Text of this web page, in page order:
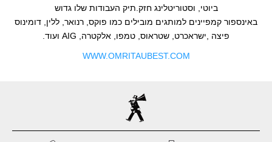
ביוטי, וסטוריטלינג חזק.תיק העבודות שלו גדוש
באינספור קמפיינים למותגים מובילים כמו פוקס, רנואר, ללין, דומינוס
פיצה ,ישראכרט, שטראוס, טמפו, אלקטרה, AIG ועוד.
WWW.OMRITAUBEST.COM